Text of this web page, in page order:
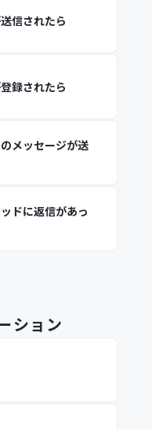
信されたら
録されたら
メッセージが送
ドに返信があっ
ション